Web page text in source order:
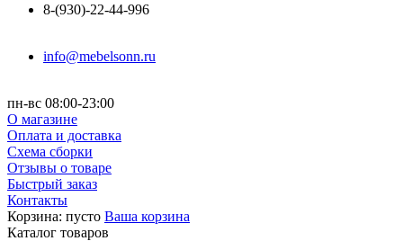
8-(930)-22-44-996
info@mebelsonn.ru
пн-вс 08:00-23:00
О магазине
Оплата и доставка
Схема сборки
Отзывы о товаре
Быстрый заказ
Контакты
Корзина: пусто Ваша корзина
Каталог товаров